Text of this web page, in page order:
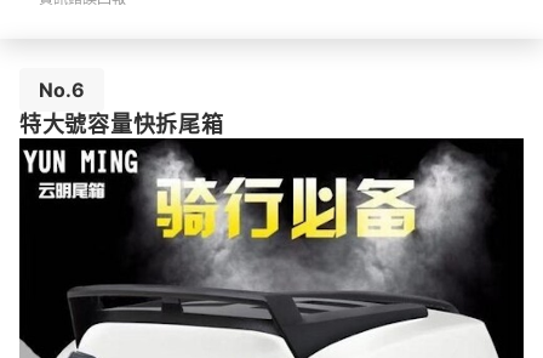
No.6
特大號容量快拆尾箱